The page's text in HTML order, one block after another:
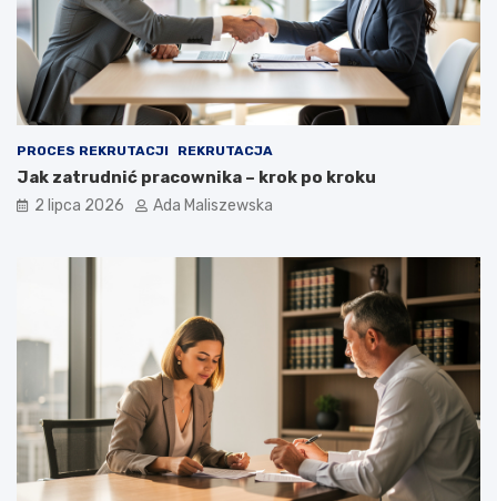
PROCES REKRUTACJI REKRUTACJA
Jak zatrudnić pracownika – krok po kroku
2 lipca 2026 Ada Maliszewska